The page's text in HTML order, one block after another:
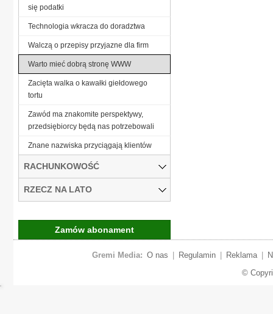
się podatki
Technologia wkracza do doradztwa
Walczą o przepisy przyjazne dla firm
Warto mieć dobrą stronę WWW
Zacięta walka o kawałki giełdowego
tortu
Zawód ma znakomite perspektywy,
przedsiębiorcy będą nas potrzebowali
Znane nazwiska przyciągają klientów
RACHUNKOWOŚĆ
RZECZ NA LATO
Zamów abonament
Gremi Media: O nas Regulamin Reklama
©